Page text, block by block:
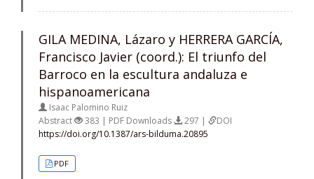
GILA MEDINA, Lázaro y HERRERA GARCÍA,
Francisco Javier (coord.): El triunfo del
Barroco en la escultura andaluza e
hispanoamericana
Isaac Palomino Ruiz
Abstract
383 | PDF Downloads 297 |
DOI
https://doi.org/10.1387/ars-bilduma.20895
PDF